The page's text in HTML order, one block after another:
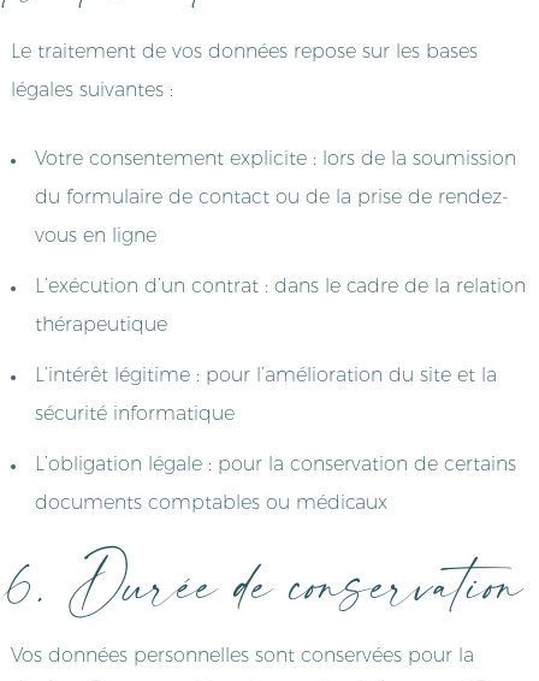
Le traitement de vos données repose sur les bases
légales suivantes :
Votre consentement explicite : lors de la soumission
du formulaire de contact ou de la prise de rendez-
vous en ligne
L’exécution d’un contrat : dans le cadre de la relation
thérapeutique
L’intérêt légitime : pour l’amélioration du site et la
sécurité informatique
L’obligation légale : pour la conservation de certains
documents comptables ou médicaux
6. Durée de conservation
Vos données personnelles sont conservées pour la